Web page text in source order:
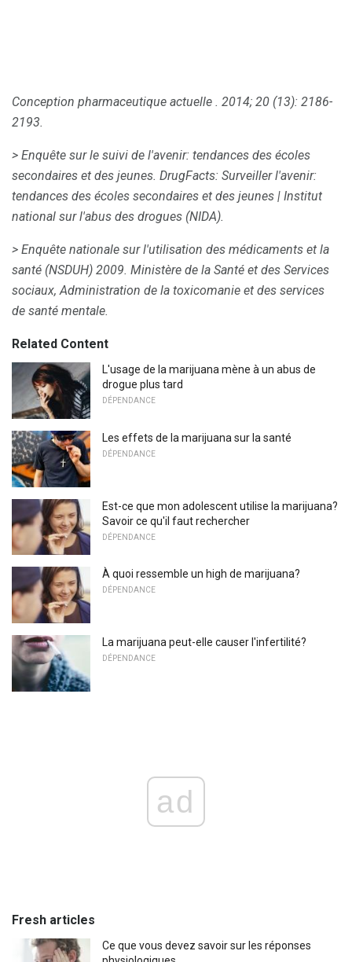
Conception pharmaceutique actuelle . 2014; 20 (13): 2186-
2193.
> Enquête sur le suivi de l'avenir: tendances des écoles
secondaires et des jeunes. DrugFacts: Surveiller l'avenir:
tendances des écoles secondaires et des jeunes | Institut
national sur l'abus des drogues (NIDA).
> Enquête nationale sur l'utilisation des médicaments et la
santé (NSDUH) 2009. Ministère de la Santé et des Services
sociaux, Administration de la toxicomanie et des services
de santé mentale.
Related Content
L'usage de la marijuana mène à un abus de
drogue plus tard
DÉPENDANCE
Les effets de la marijuana sur la santé
DÉPENDANCE
Est-ce que mon adolescent utilise la marijuana?
Savoir ce qu'il faut rechercher
DÉPENDANCE
À quoi ressemble un high de marijuana?
DÉPENDANCE
La marijuana peut-elle causer l'infertilité?
DÉPENDANCE
ad
Fresh articles
Ce que vous devez savoir sur les réponses